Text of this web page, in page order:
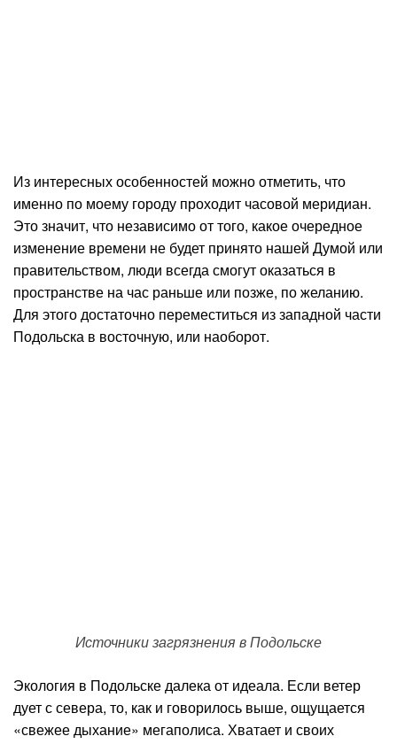
Из интересных особенностей можно отметить, что
именно по моему городу проходит часовой меридиан.
Это значит, что независимо от того, какое очередное
изменение времени не будет принято нашей Думой или
правительством, люди всегда смогут оказаться в
пространстве на час раньше или позже, по желанию.
Для этого достаточно переместиться из западной части
Подольска в восточную, или наоборот.
Источники загрязнения в Подольске
Экология в Подольске далека от идеала. Если ветер
дует с севера, то, как и говорилось выше, ощущается
«свежее дыхание» мегаполиса. Хватает и своих